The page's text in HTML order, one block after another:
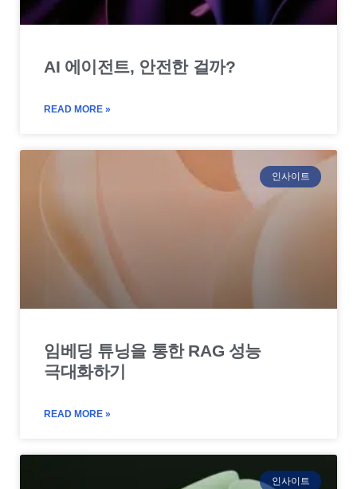
AI 에이전트, 안전한 걸까?
READ MORE »
인사이트
임베딩 튜닝을 통한 RAG 성능
극대화하기
READ MORE »
인사이트